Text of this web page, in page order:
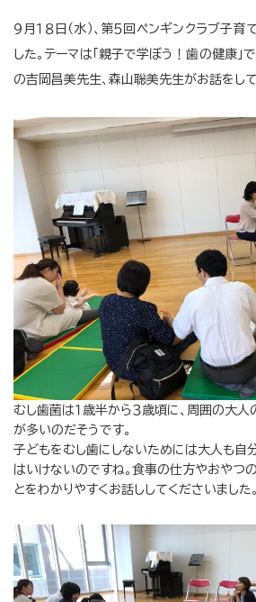
９月１８日（水）、第５回ペンギンクラブ子
した。テーマは「親子で学ぼう！歯の健康」
の吉岡昌美先生、森山聡美先生がお話をして
むし歯菌は１歳半から３歳頃に、周囲の大
が多いのだそうです。
子どもをむし歯にしないためには大人も自
はいけないのですね。食事の仕方やおやつ
とをわかりやすくお話ししてくださいました。